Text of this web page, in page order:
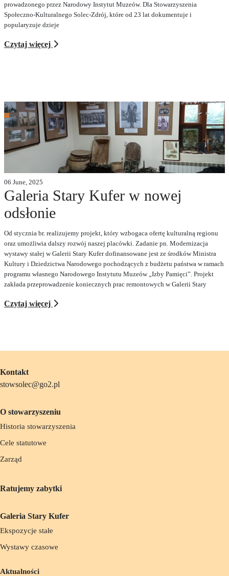
prowadzonego przez Narodowy Instytut Muzeów. Dla Stowarzyszenia
Społeczno-Kulturalnego Solec-Zdrój, które od 23 lat dokumentuje i
popularyzuje dzieje
Czytaj więcej
06 June, 2025
Galeria Stary Kufer w nowej
odsłonie
Od stycznia br. realizujemy projekt, który wzbogaca ofertę kulturalną regionu
oraz umożliwia dalszy rozwój naszej placówki. Zadanie pn. Modernizacja
wystawy stałej w Galerii Stary Kufer dofinansowane jest ze środków Ministra
Kultury i Dziedzictwa Narodowego pochodzących z budżetu państwa w ramach
programu własnego Narodowego Instytutu Muzeów „Izby Pamięci”. Projekt
zakłada przeprowadzenie koniecznych prac remontowych w Galerii Stary
Czytaj więcej
Kontakt
stowsolec@go2.pl
O stowarzyszeniu
Historia stowarzyszenia
Cele statutowe
Zarząd
Ratujemy zabytki
Galeria Stary Kufer
Ekspozycje stałe
Wystawy czasowe
Aktualności